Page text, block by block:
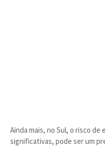
Ainda mais, no Sul, o risco
significativas, pode ser um